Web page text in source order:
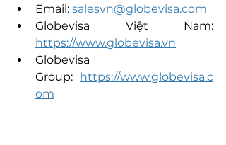
Email: salesvn@globevisa.com
Globevisa
https://www.globevisa.vn
Globevisa
Group:
https://www.globevisa.c
om